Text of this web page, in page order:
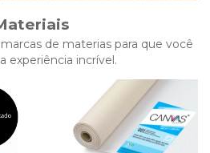
de materias para que você
experiência incrível.